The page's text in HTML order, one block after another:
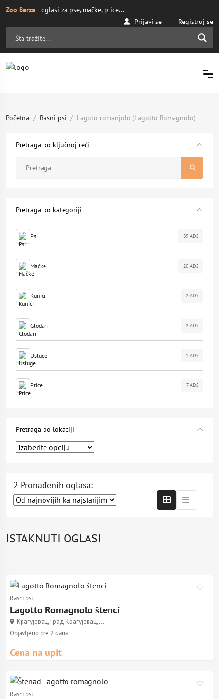
Zoo Berza– oglasi za pse, mačke, ptice...
Prijavi se
Registruj se
Početna Rasni psi Lagoto romanjolo (Lagotto Romagnolo)
Pretraga po ključnoj reči
Pretraga po kategoriji
Psi 89 ADS
Mačke 20 ADS
Kunići 2 ADS
Glodari 2 ADS
Usluge 1 ADS
Ptice 7 ADS
Pretraga po lokaciji
2 Pronađenih oglasa:
ISTAKNUTI OGLASI
Rasni psi
Lagotto Romagnolo štenci
Крагујевац, Град Крагујевац,...
Objavljeno pre 2 dana
Cena na upit
Rasni psi